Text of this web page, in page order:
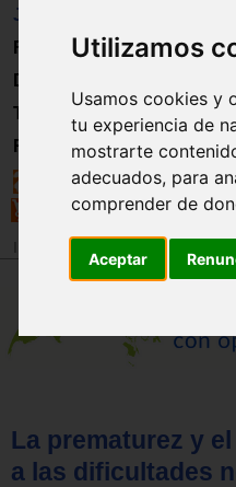
Utilizamos
Usamos cookies y
tu experiencia de
mostrarte
adecuados, para
comprender de
Aceptar
Juguetes
Formación
Directorio
Trabajo
Registro
La prematurez y
a las dificultades